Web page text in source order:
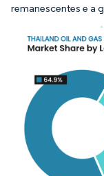
remanescentes e a